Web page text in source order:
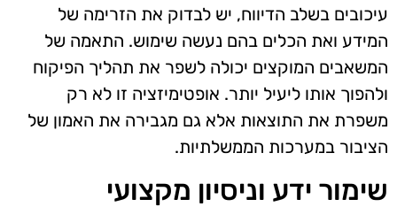
עיכובים בשלב הדיווח, יש לבדוק את הזרימה של
המידע ואת הכלים בהם נעשה שימוש. התאמה של
המשאבים המוקצים יכולה לשפר את תהליך הפיקוח
ולהפוך אותו ליעיל יותר. אופטימיזציה זו לא רק
משפרת את התוצאות אלא גם מגבירה את האמון של
הציבור במערכות הממשלתיות.
שימור ידע וניסיון מקצועי